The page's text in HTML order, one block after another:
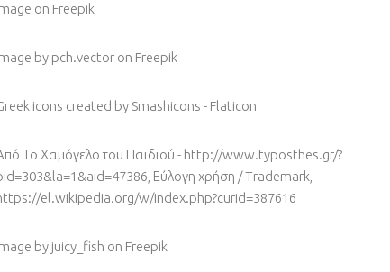
on Freepik
by pch.vectoron Freepik
icons created by Smashicons - Flaticon
Το Χαμόγελο του Παιδιού - http://www.typosthes.gr/?
Εύλογη χρήση / Trademark,
el.wikipedia.org/w/index.php?curid=387616
by juicy_fish on Freepik